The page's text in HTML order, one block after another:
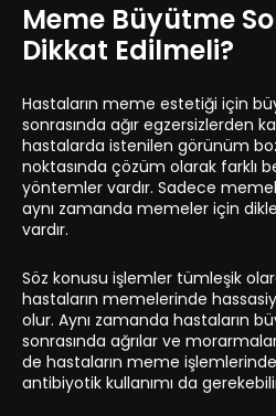
Meme Büyütme
Dikkat Edilmeli?
Hastaların meme estetiği için
sonrasında ağır egzersizlerden
hastalarda istenilen görünüm
noktasında çözüm olarak farklı
yöntemler vardır. Sadece
aynı zamanda memeler için
vardır.
Söz konusu işlemler tümleşik
hastaların memelerinde
olur. Aynı zamanda hastaların
sonrasında ağrılar ve
de hastaların meme
antibiyotik kullanımı da